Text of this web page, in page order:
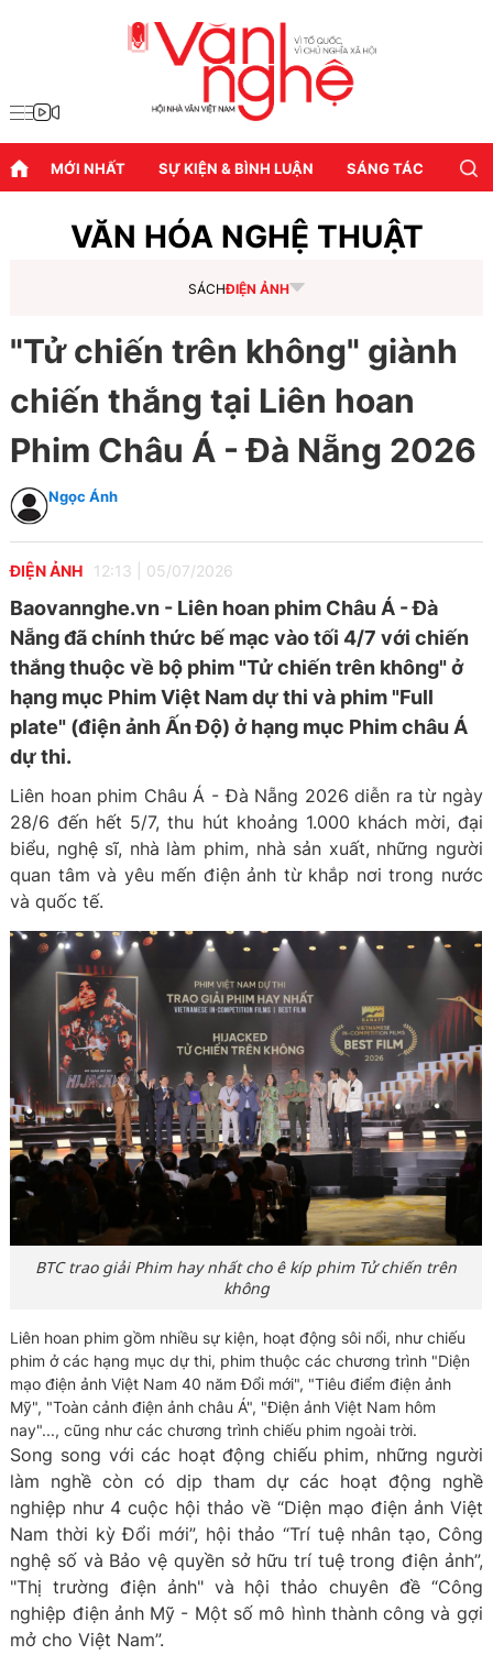
MỚI NHẤT SỰ KIỆN & BÌNH LUẬN SÁNG TÁC
VĂN HÓA NGHỆ THUẬT
SÁCHĐIỆN ẢNH
"Tử chiến trên không" giành
chiến thắng tại Liên hoan
Phim Châu Á - Đà Nẵng 2026
Ngọc Ánh
ĐIỆN ẢNH 12:13 05/07/2026
Baovannghe.vn - Liên hoan phim Châu Á - Đà
Nẵng đã chính thức bế mạc vào tối 4/7 với chiến
thắng thuộc về bộ phim "Tử chiến trên không" ở
hạng mục Phim Việt Nam dự thi và phim "Full
plate" (điện ảnh Ấn Độ) ở hạng mục Phim châu Á
dự thi.
Liên hoan phim Châu Á - Đà Nẵng 2026 diễn ra từ ngày
28/6 đến hết 5/7, thu hút khoảng 1.000 khách mời, đại
biểu, nghệ sĩ, nhà làm phim, nhà sản xuất, những người
quan tâm và yêu mến điện ảnh từ khắp nơi trong nước
và quốc tế.
BTC trao giải Phim hay nhất cho ê kíp phim Tử chiến trên
không
Liên hoan phim gồm nhiều sự kiện, hoạt động sôi nổi, như chiếu
phim ở các hạng mục dự thi, phim thuộc các chương trình "Diện
mạo điện ảnh Việt Nam 40 năm Đổi mới", "Tiêu điểm điện ảnh
Mỹ", "Toàn cảnh điện ảnh châu Á", "Điện ảnh Việt Nam hôm
nay"..., cũng như các chương trình chiếu phim ngoài trời.
Song song với các hoạt động chiếu phim, những người
làm nghề còn có dịp tham dự các hoạt động nghề
nghiệp như 4 cuộc hội thảo về “Diện mạo điện ảnh Việt
Nam thời kỳ Đổi mới”, hội thảo “Trí tuệ nhân tạo, Công
nghệ số và Bảo vệ quyền sở hữu trí tuệ trong điện ảnh”,
"Thị trường điện ảnh" và hội thảo chuyên đề “Công
nghiệp điện ảnh Mỹ - Một số mô hình thành công và gợi
mở cho Việt Nam”.